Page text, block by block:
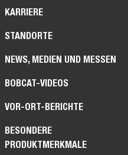
KARRIERE
STANDORTE
NEWS, MEDIEN UND MESSEN
BOBCAT-VIDEOS
VOR-ORT-BERICHTE
BESONDERE
PRODUKTMERKMALE